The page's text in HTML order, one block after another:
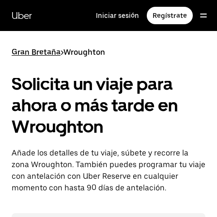
contenido
principal
Uber Iniciar sesión Regístrate
Gran Bretaña>Wroughton
Solicita un viaje para
ahora o más tarde en
Wroughton
Añade los detalles de tu viaje, súbete y recorre la
zona Wroughton. También puedes programar tu viaje
con antelación con Uber Reserve en cualquier
momento con hasta 90 días de antelación.